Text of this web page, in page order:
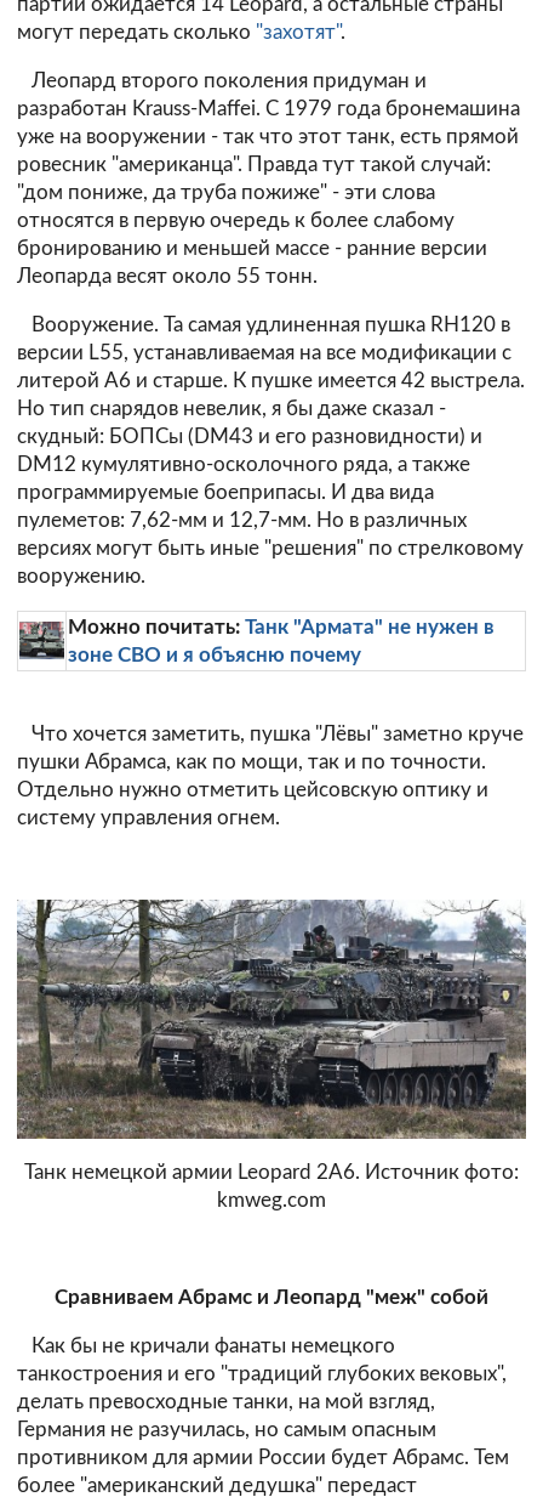
партии ожидается 14 Leopard, а остальные страны
могут передать сколько "захотят".
Леопард второго поколения придуман и
разработан Krauss-Maffei. С 1979 года бронемашина
уже на вооружении - так что этот танк, есть прямой
ровесник "американца". Правда тут такой случай:
"дом пониже, да труба пожиже" - эти слова
относятся в первую очередь к более слабому
бронированию и меньшей массе - ранние версии
Леопарда весят около 55 тонн.
Вооружение. Та самая удлиненная пушка RH120 в
версии L55, устанавливаемая на все модификации с
литерой A6 и старше. К пушке имеется 42 выстрела.
Но тип снарядов невелик, я бы даже сказал -
скудный: БОПСы (DM43 и его разновидности) и
DM12 кумулятивно-осколочного ряда, а также
программируемые боеприпасы. И два вида
пулеметов: 7,62-мм и 12,7-мм. Но в различных
версиях могут быть иные "решения" по стрелковому
вооружению.
Можно почитать: Танк "Армата" не нужен в
зоне СВО и я объясню почему
Что хочется заметить, пушка "Лёвы" заметно круче
пушки Абрамса, как по мощи, так и по точности.
Отдельно нужно отметить цейсовскую оптику и
систему управления огнем.
Танк немецкой армии Leopard 2A6. Источник фото:
kmweg.com
Сравниваем Абрамс и Леопард "меж" собой
Как бы не кричали фанаты немецкого
танкостроения и его "традиций глубоких вековых",
делать превосходные танки, на мой взгляд,
Германия не разучилась, но самым опасным
противником для армии России будет Абрамс. Тем
более "американский дедушка" передаст